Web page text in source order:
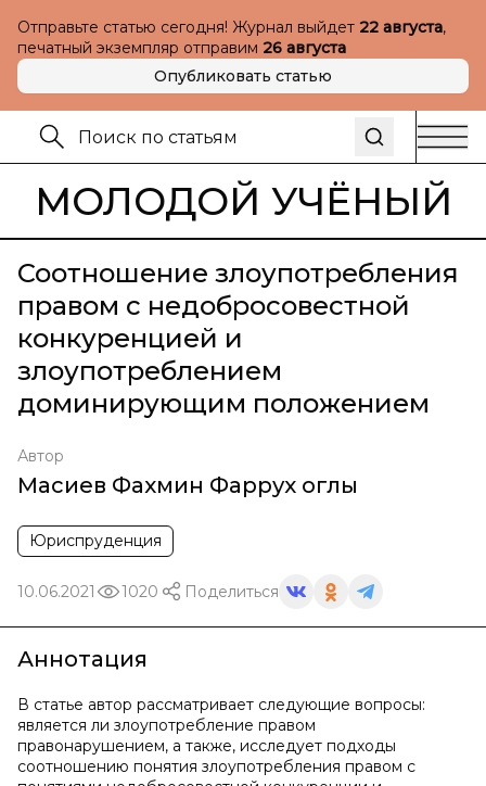
Отправьте статью сегодня! Журнал выйдет 22 августа,
печатный экземпляр отправим 26 августа
Опубликовать статью
МОЛОДОЙ УЧЁНЫЙ
Соотношение злоупотребления
правом с недобросовестной
конкуренцией и
злоупотреблением
доминирующим положением
Автор
Масиев Фахмин Фаррух оглы
Юриспруденция
10.06.2021 1020 Поделиться
Аннотация
В статье автор рассматривает следующие вопросы:
является ли злоупотребление правом
правонарушением, а также, исследует подходы
соотношению понятия злоупотребления правом с